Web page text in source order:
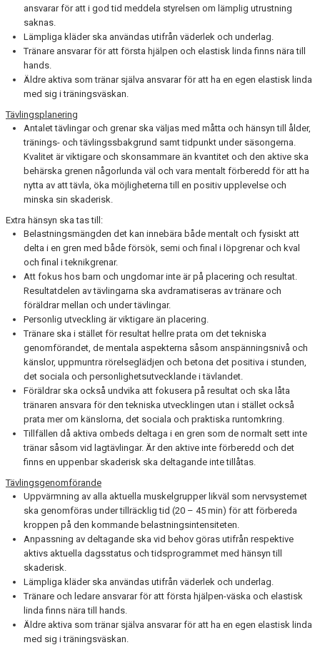
ansvarar för att i god tid meddela styrelsen om lämplig utrustning
saknas.
Lämpliga kläder ska användas utifrån väderlek och underlag.
Tränare ansvarar för att första hjälpen och elastisk linda finns nära till
hands.
Äldre aktiva som tränar själva ansvarar för att ha en egen elastisk linda
med sig i träningsväskan.
Tävlingsplanering
Antalet tävlingar och grenar ska väljas med måtta och hänsyn till ålder,
tränings- och tävlingssbakgrund samt tidpunkt under säsongerna.
Kvalitet är viktigare och skonsammare än kvantitet och den aktive ska
behärska grenen någorlunda väl och vara mentalt förberedd för att ha
nytta av att tävla, öka möjligheterna till en positiv upplevelse och
minska sin skaderisk.
Extra hänsyn ska tas till:
Belastningsmängden det kan innebära både mentalt och fysiskt att
delta i en gren med både försök, semi och final i löpgrenar och kval
och final i teknikgrenar.
Att fokus hos barn och ungdomar inte är på placering och resultat.
Resultatdelen av tävlingarna ska avdramatiseras av tränare och
föräldrar mellan och under tävlingar.
Personlig utveckling är viktigare än placering.
Tränare ska i stället för resultat hellre prata om det tekniska
genomförandet, de mentala aspekterna såsom anspänningsnivå och
känslor, uppmuntra rörelseglädjen och betona det positiva i stunden,
det sociala och personlighetsutvecklande i tävlandet.
Föräldrar ska också undvika att fokusera på resultat och ska låta
tränaren ansvara för den tekniska utvecklingen utan i stället också
prata mer om känslorna, det sociala och praktiska runtomkring.
Tillfällen då aktiva ombeds deltaga i en gren som de normalt sett inte
tränar såsom vid lagtävlingar. Är den aktive inte förberedd och det
finns en uppenbar skaderisk ska deltagande inte tillåtas.
Tävlingsgenomförande
Uppvärmning av alla aktuella muskelgrupper likväl som nervsystemet
ska genomföras under tillräcklig tid (20 – 45 min) för att förbereda
kroppen på den kommande belastningsintensiteten.
Anpassning av deltagande ska vid behov göras utifrån respektive
aktivs aktuella dagsstatus och tidsprogrammet med hänsyn till
skaderisk.
Lämpliga kläder ska användas utifrån väderlek och underlag.
Tränare och ledare ansvarar för att första hjälpen-väska och elastisk
linda finns nära till hands.
Äldre aktiva som tränar själva ansvarar för att ha en egen elastisk linda
med sig i träningsväskan.